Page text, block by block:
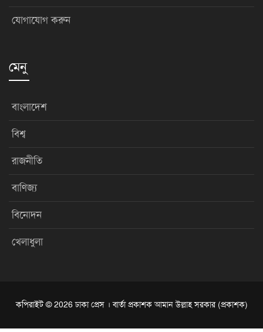
যোগাযোগ করুন
মেনু
বাংলাদেশ
বিশ্ব
রাজনীতি
বাণিজ্য
বিনোদন
খেলাধুলা
কপিরাইট © 2026 ঢাকা প্রেস । বার্তা প্রকাশক আমান উল্লাহ সরকার (প্রকাশক)